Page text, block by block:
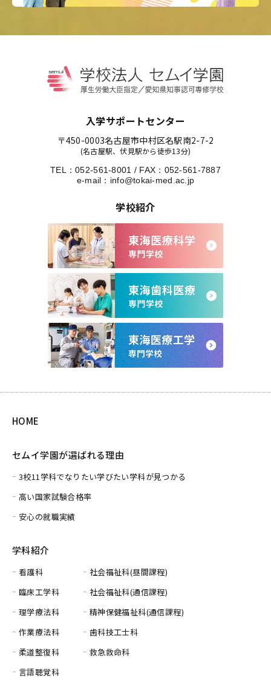
入学サポートセンター
〒450-0003名古屋市中村区名駅南2-7-2
(名古屋駅、伏見駅から徒歩13分)
TEL：052-561-8001 / FAX：052-561-7887
e-mail： info@tokai-med.ac.jp
学校紹介
HOME
セムイ学園が選ばれる理由
3校11学科でなりたい学びたい学科が見つかる
高い国家試験合格率
安心の就職実績
学科紹介
看護科
臨床工学科
理学療法科
作業療法科
柔道整復科
言語聴覚科
社会福祉科(昼間課程)
社会福祉科(通信課程)
精神保健福祉科(通信課程)
歯科技工士科
救急救命科